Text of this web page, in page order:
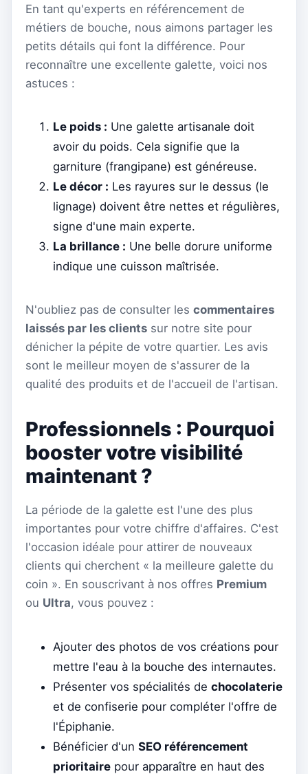
En tant qu'experts en référencement de
métiers de bouche, nous aimons partager les
petits détails qui font la différence. Pour
reconnaître une excellente galette, voici nos
astuces :
Le poids : Une galette artisanale doit
avoir du poids. Cela signifie que la
garniture (frangipane) est généreuse.
Le décor : Les rayures sur le dessus (le
lignage) doivent être nettes et régulières,
signe d'une main experte.
La brillance : Une belle dorure uniforme
indique une cuisson maîtrisée.
N'oubliez pas de consulter les commentaires
laissés par les clients sur notre site pour
dénicher la pépite de votre quartier. Les avis
sont le meilleur moyen de s'assurer de la
qualité des produits et de l'accueil de l'artisan.
Professionnels : Pourquoi
booster votre visibilité
maintenant ?
La période de la galette est l'une des plus
importantes pour votre chiffre d'affaires. C'est
l'occasion idéale pour attirer de nouveaux
clients qui cherchent « la meilleure galette du
coin ». En souscrivant à nos offres Premium
ou Ultra, vous pouvez :
Ajouter des photos de vos créations pour
mettre l'eau à la bouche des internautes.
Présenter vos spécialités de chocolaterie
et de confiserie pour compléter l'offre de
l'Épiphanie.
Bénéficier d'un SEO référencement
prioritaire pour apparaître en haut des